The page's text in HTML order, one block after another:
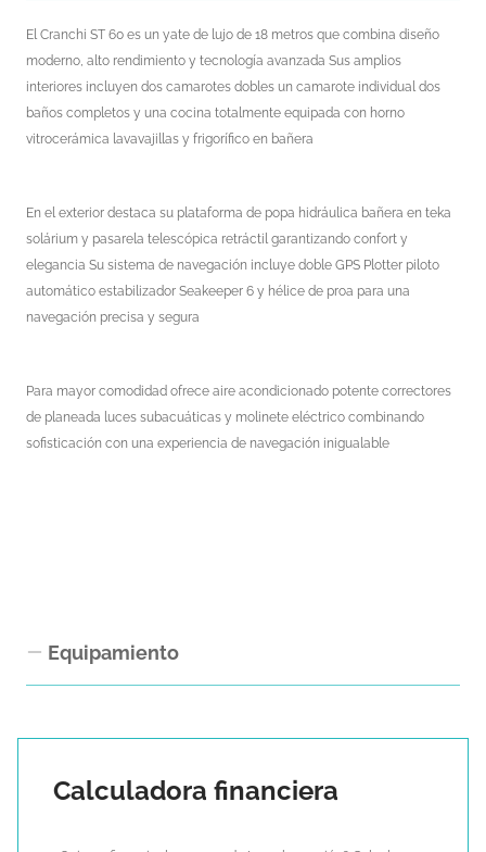
El Cranchi ST 60 es un yate de lujo de 18 metros que combina diseño
moderno, alto rendimiento y tecnología avanzada Sus amplios
interiores incluyen dos camarotes dobles un camarote individual dos
baños completos y una cocina totalmente equipada con horno
vitrocerámica lavavajillas y frigorífico en bañera
En el exterior destaca su plataforma de popa hidráulica bañera en teka
solárium y pasarela telescópica retráctil garantizando confort y
elegancia Su sistema de navegación incluye doble GPS Plotter piloto
automático estabilizador Seakeeper 6 y hélice de proa para una
navegación precisa y segura
Para mayor comodidad ofrece aire acondicionado potente correctores
de planeada luces subacuáticas y molinete eléctrico combinando
sofisticación con una experiencia de navegación inigualable
Equipamiento
Suelo interior de roble
Calculadora financiera